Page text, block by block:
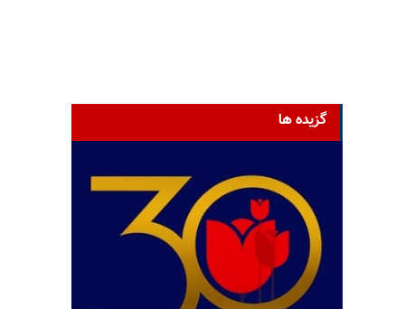
گزیده ها